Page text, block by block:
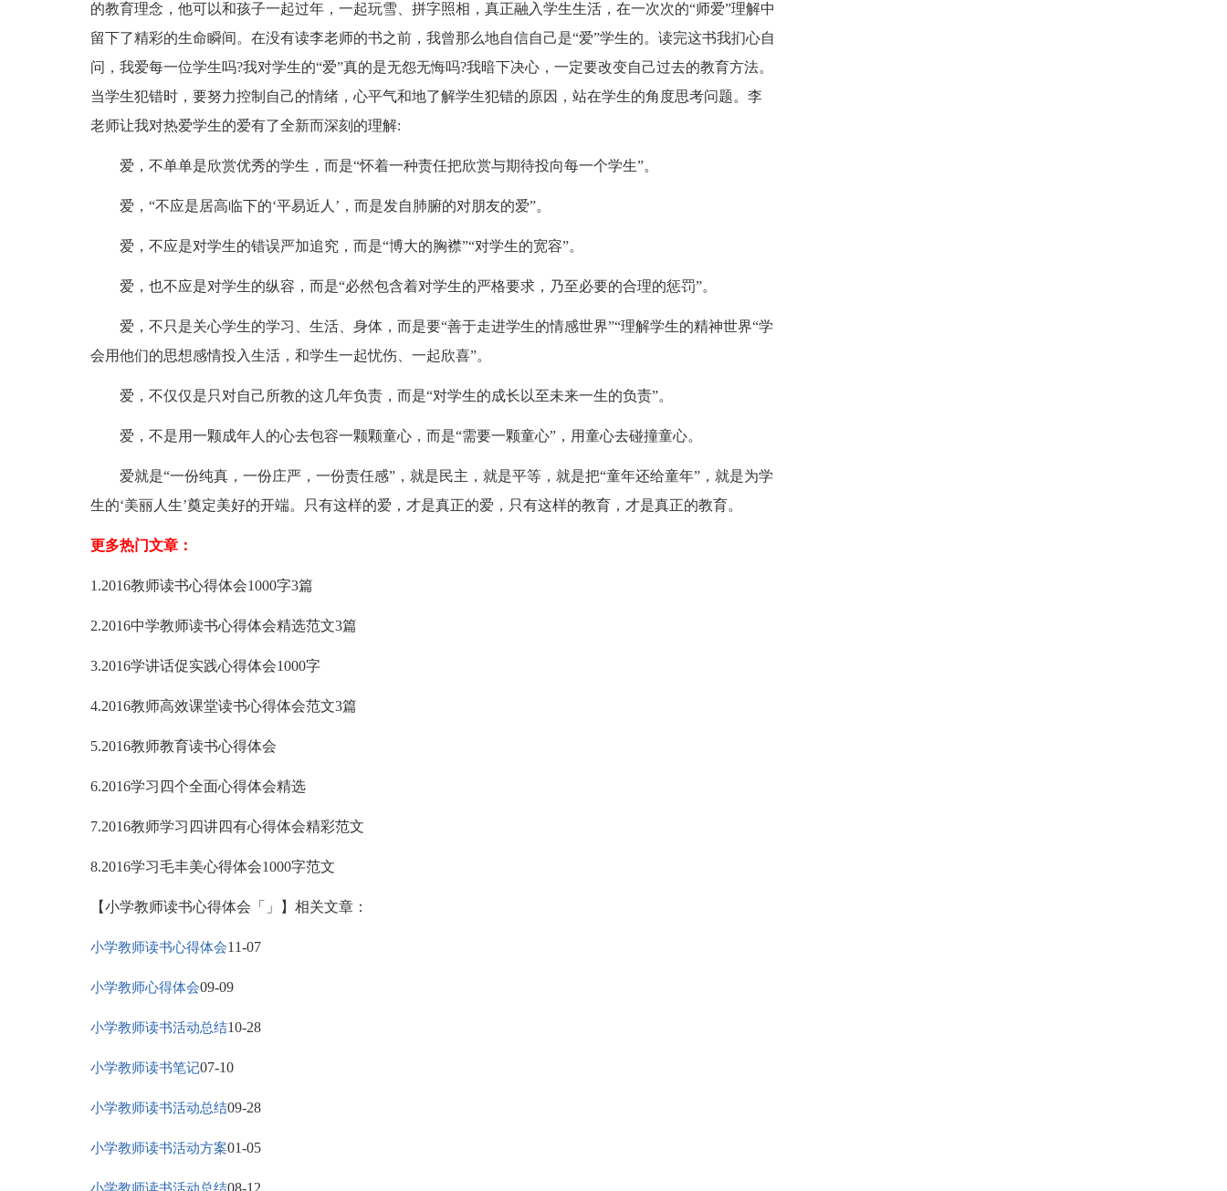
的教育理念，他可以和孩子一起过年，一起玩雪、拼字照相，真正融入学生生活，在一次次的“师爱”理解中
留下了精彩的生命瞬间。在没有读李老师的书之前，我曾那么地自信自己是“爱”学生的。读完这书我扪心自
问，我爱每一位学生吗?我对学生的“爱”真的是无怨无悔吗?我暗下决心，一定要改变自己过去的教育方法。
当学生犯错时，要努力控制自己的情绪，心平气和地了解学生犯错的原因，站在学生的角度思考问题。李
老师让我对热爱学生的爱有了全新而深刻的理解:
爱，不单单是欣赏优秀的学生，而是“怀着一种责任把欣赏与期待投向每一个学生”。
爱，“不应是居高临下的‘平易近人’，而是发自肺腑的对朋友的爱”。
爱，不应是对学生的错误严加追究，而是“博大的胸襟”“对学生的宽容”。
爱，也不应是对学生的纵容，而是“必然包含着对学生的严格要求，乃至必要的合理的惩罚”。
爱，不只是关心学生的学习、生活、身体，而是要“善于走进学生的情感世界”“理解学生的精神世界“学
会用他们的思想感情投入生活，和学生一起忧伤、一起欣喜”。
爱，不仅仅是只对自己所教的这几年负责，而是“对学生的成长以至未来一生的负责”。
爱，不是用一颗成年人的心去包容一颗颗童心，而是“需要一颗童心”，用童心去碰撞童心。
爱就是“一份纯真，一份庄严，一份责任感”，就是民主，就是平等，就是把“童年还给童年”，就是为学
生的‘美丽人生’奠定美好的开端。只有这样的爱，才是真正的爱，只有这样的教育，才是真正的教育。
更多热门文章：
1.2016教师读书心得体会1000字3篇
2.2016中学教师读书心得体会精选范文3篇
3.2016学讲话促实践心得体会1000字
4.2016教师高效课堂读书心得体会范文3篇
5.2016教师教育读书心得体会
6.2016学习四个全面心得体会精选
7.2016教师学习四讲四有心得体会精彩范文
8.2016学习毛丰美心得体会1000字范文
【小学教师读书心得体会「」】相关文章：
小学教师读书心得体会11-07
小学教师心得体会09-09
小学教师读书活动总结10-28
小学教师读书笔记07-10
小学教师读书活动总结09-28
小学教师读书活动方案01-05
08-12